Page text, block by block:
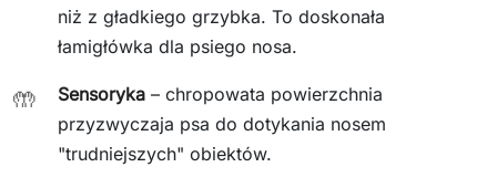
niż z gładkiego grzybka. To doskonała
łamigłówka dla psiego nosa.
🤲 Sensoryka – chropowata powierzchnia
przyzwyczaja psa do dotykania nosem
"trudniejszych" obiektów.